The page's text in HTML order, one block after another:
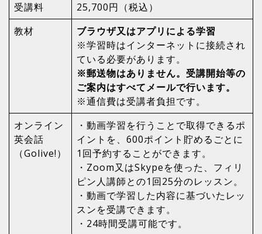
受講料
25,700円（税込）
教材
ブラウザ又はアプリによる学習
※学習時はインターネットに接続され
ている必要があります。
※郵送物はありません。受講開始等の
ご案内はすべてメールで行います。
※通信費は受講者負担です。
オンライン
英会話
（Golive!）
・動画学習を行うことで取得できるポ
イントを、600ポイント貯めるごとに
1回予約することができます。
・Zoom又はSkypeを使った、フィリ
ピン人講師との1回25分のレッスン。
・動画で学習した内容に基づいたレッ
スンを受講できます。
・24時間受講可能です。